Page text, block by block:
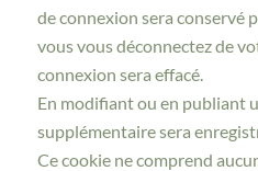
de connexion sera conservé
vous vous déconnectez de
connexion sera effacé.
En modifiant ou en publiant
supplémentaire sera
Ce cookie ne comprend